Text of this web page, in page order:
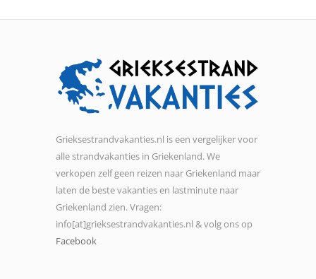
Grieksestrandvakanties.nl is een vergelijker voor
alle strandvakanties in Griekenland. We
verkopen zelf geen reizen naar Griekenland maar
laten de beste vakanties en lastminute naar
Griekenland zien. Vragen:
info[at]grieksestrandvakanties.nl & volg ons op
Facebook